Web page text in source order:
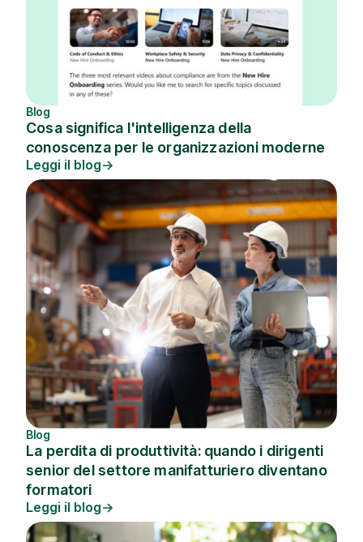
Blog
Cosa significa l'intelligenza della
conoscenza per le organizzazioni moderne
Leggi il blog
Blog
La perdita di produttività: quando i dirigenti
senior del settore manifatturiero diventano
formatori
Leggi il blog